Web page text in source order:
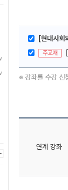
[현대사회
주교재
※ 강좌를 수강 신
연계 강좌